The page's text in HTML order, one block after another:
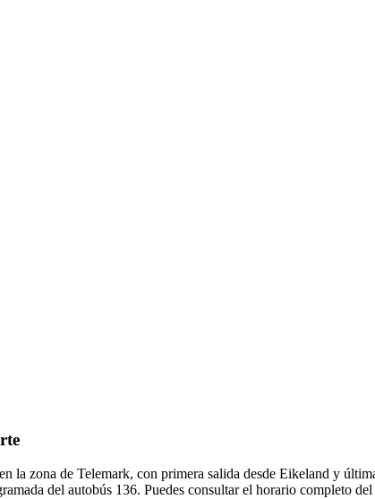
la zona de Telemark, con primera salida desde Eikeland y
del autobús 136. Puedes consultar el horario completo